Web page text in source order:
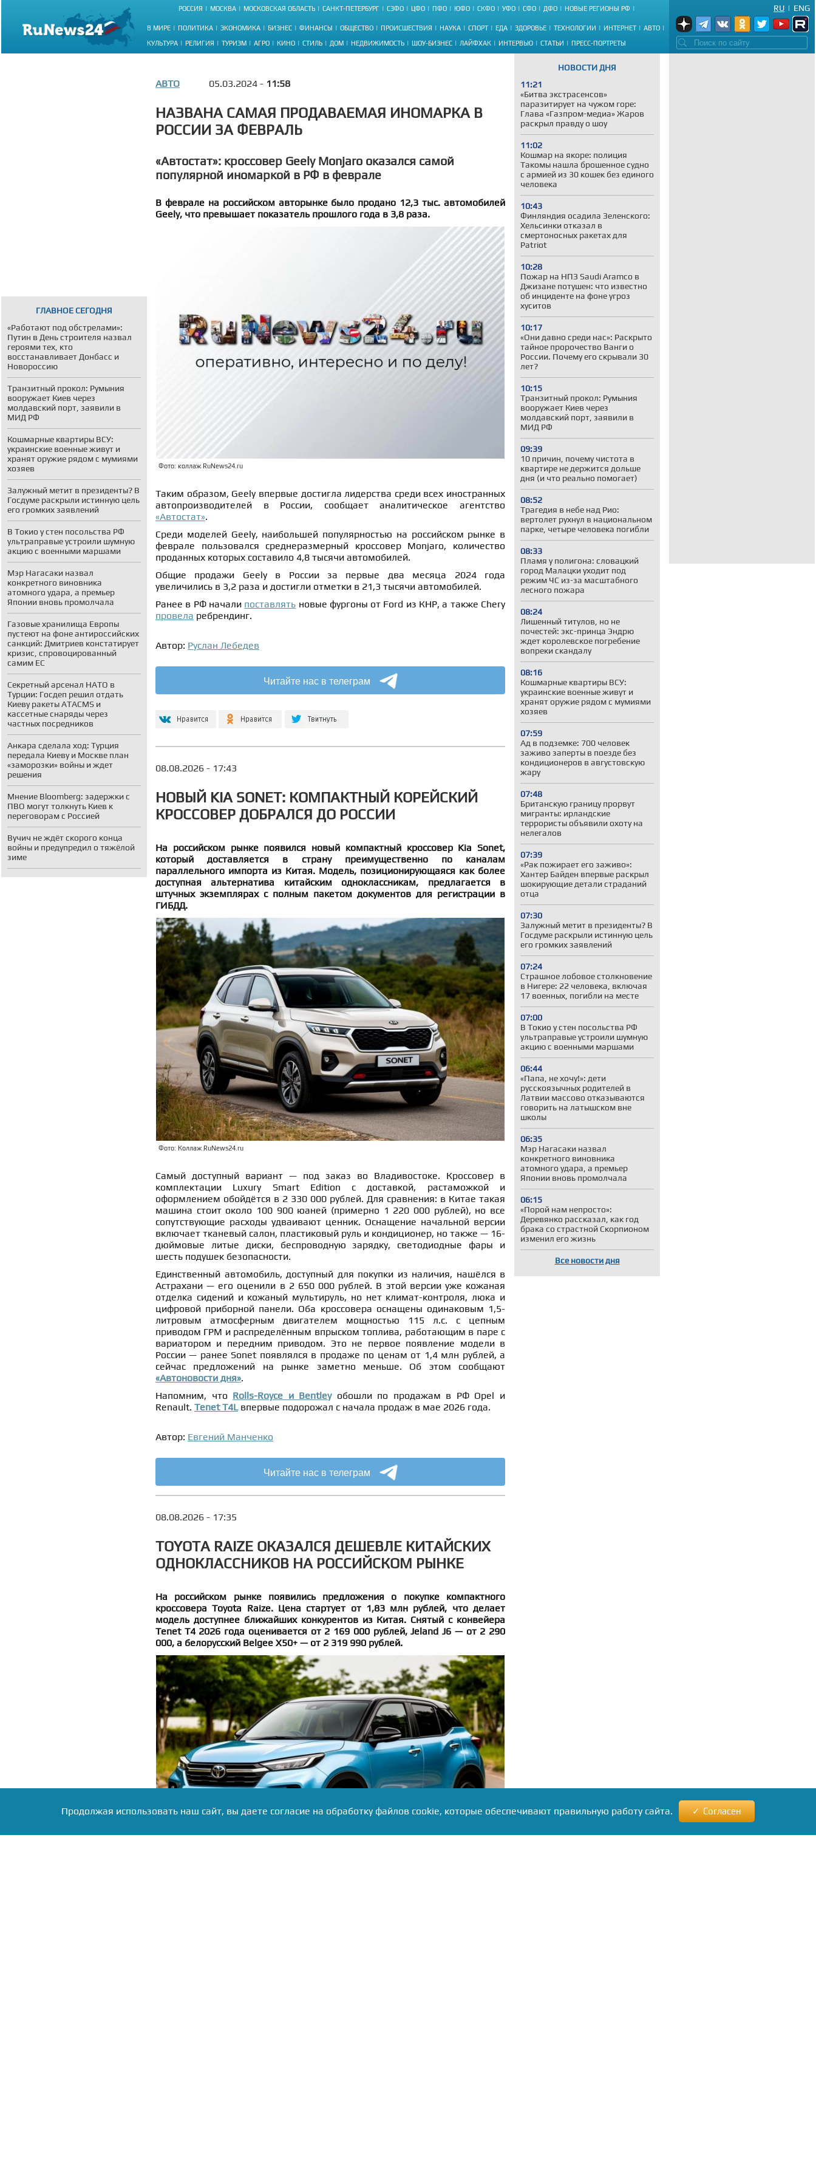
РОССИЯ МОСКВА МОСКОВСКАЯ ОБЛАСТЬ САНКТ-ПЕТЕРБУРГ СЗФО ЦФО ПФО ЮФО СКФО УФО СФО ДФО НОВЫЕ РЕГИОНЫ РФ
В МИРЕ ПОЛИТИКА ЭКОНОМИКА БИЗНЕС ФИНАНСЫ ОБЩЕСТВО ПРОИСШЕСТВИЯ НАУКА СПОРТ ЕДА ЗДОРОВЬЕ ТЕХНОЛОГИИ ИНТЕРНЕТ АВТО
КУЛЬТУРА РЕЛИГИЯ ТУРИЗМ АГРО КИНО СТИЛЬ ДОМ НЕДВИЖИМОСТЬ ШОУ-БИЗНЕС ЛАЙФХАК ИНТЕРВЬЮ СТАТЬИ ПРЕСС-ПОРТРЕТЫ
ENG
|
RU
ГЛАВНОЕ СЕГОДНЯ
«Работают под обстрелами»:
Путин в День строителя назвал
героями тех, кто
восстанавливает Донбасс и
Новороссию
Транзитный прокол: Румыния
вооружает Киев через
молдавский порт, заявили в
МИД РФ
Кошмарные квартиры ВСУ:
украинские военные живут и
хранят оружие рядом с мумиями
хозяев
Залужный метит в президенты? В
Госдуме раскрыли истинную цель
его громких заявлений
В Токио у стен посольства РФ
ультраправые устроили шумную
акцию с военными маршами
Мэр Нагасаки назвал
конкретного виновника
атомного удара, а премьер
Японии вновь промолчала
Газовые хранилища Европы
пустеют на фоне антироссийских
санкций: Дмитриев констатирует
кризис, спровоцированный
самим ЕС
Секретный арсенал НАТО в
Турции: Госдеп решил отдать
Киеву ракеты ATACMS и
кассетные снаряды через
частных посредников
Анкара сделала ход: Турция
передала Киеву и Москве план
«заморозки» войны и ждет
решения
Мнение Bloomberg: задержки с
ПВО могут толкнуть Киев к
переговорам с Россией
Вучич не ждёт скорого конца
войны и предупредил о тяжёлой
зиме
НОВОСТИ ДНЯ
11:21
«Битва экстрасенсов»
паразитирует на чужом горе:
Глава «Газпром-медиа» Жаров
раскрыл правду о шоу
11:02
Кошмар на якоре: полиция
Такомы нашла брошенное судно
с армией из 30 кошек без единого
человека
10:43
Финляндия осадила Зеленского:
Хельсинки отказал в
смертоносных ракетах для
Patriot
10:28
Пожар на НПЗ Saudi Aramco в
Джизане потушен: что известно
об инциденте на фоне угроз
хуситов
10:17
«Они давно среди нас»: Раскрыто
тайное пророчество Ванги о
России. Почему его скрывали 30
лет?
10:15
Транзитный прокол: Румыния
вооружает Киев через
молдавский порт, заявили в
МИД РФ
09:39
10 причин, почему чистота в
квартире не держится дольше
дня (и что реально помогает)
08:52
Трагедия в небе над Рио:
вертолет рухнул в национальном
парке, четыре человека погибли
08:33
Пламя у полигона: словацкий
город Малацки уходит под
режим ЧС из-за масштабного
лесного пожара
08:24
Лишенный титулов, но не
почестей: экс-принца Эндрю
ждет королевское погребение
вопреки скандалу
08:16
Кошмарные квартиры ВСУ:
украинские военные живут и
хранят оружие рядом с мумиями
хозяев
07:59
Ад в подземке: 700 человек
заживо заперты в поезде без
кондиционеров в августовскую
жару
07:48
Британскую границу прорвут
мигранты: ирландские
террористы объявили охоту на
нелегалов
07:39
«Рак пожирает его заживо»:
Хантер Байден впервые раскрыл
шокирующие детали страданий
отца
07:30
Залужный метит в президенты? В
Госдуме раскрыли истинную цель
его громких заявлений
07:24
Страшное лобовое столкновение
в Нигере: 22 человека, включая
17 военных, погибли на месте
07:00
В Токио у стен посольства РФ
ультраправые устроили шумную
акцию с военными маршами
06:44
«Папа, не хочу!»: дети
русскоязычных родителей в
Латвии массово отказываются
говорить на латышском вне
школы
06:35
Мэр Нагасаки назвал
конкретного виновника
атомного удара, а премьер
Японии вновь промолчала
06:15
«Порой нам непросто»:
Деревянко рассказал, как год
брака со страстной Скорпионом
изменил его жизнь
Все новости дня
АВТО 05.03.2024 - 11:58
НАЗВАНА САМАЯ ПРОДАВАЕМАЯ ИНОМАРКА В
РОССИИ ЗА ФЕВРАЛЬ
«Автостат»: кроссовер Geely Monjaro оказался самой
популярной иномаркой в РФ в феврале
В феврале на российском авторынке было продано 12,3 тыс. автомобилей
Geely, что превышает показатель прошлого года в 3,8 раза.
Фото: коллаж RuNews24.ru
Таким образом, Geely впервые достигла лидерства среди всех иностранных
автопроизводителей в России, сообщает аналитическое агентство
«Автостат».
Среди моделей Geely, наибольшей популярностью на российском рынке в
феврале пользовался среднеразмерный кроссовер Monjaro, количество
проданных которых составило 4,8 тысячи автомобилей.
Общие продажи Geely в России за первые два месяца 2024 года
увеличились в 3,2 раза и достигли отметки в 21,3 тысячи автомобилей.
Ранее в РФ начали поставлять новые фургоны от Ford из КНР, а также Chery
провела ребрендинг.
Автор: Руслан Лебедев
Читайте нас в телеграм
08.08.2026 - 17:43
НОВЫЙ KIA SONET: КОМПАКТНЫЙ КОРЕЙСКИЙ
КРОССОВЕР ДОБРАЛСЯ ДО РОССИИ
На российском рынке появился новый компактный кроссовер Kia Sonet,
который доставляется в страну преимущественно по каналам
параллельного импорта из Китая. Модель, позиционирующаяся как более
доступная альтернатива китайским одноклассникам, предлагается в
штучных экземплярах с полным пакетом документов для регистрации в
ГИБДД.
Фото: Коллаж RuNews24.ru
Самый доступный вариант — под заказ во Владивостоке. Кроссовер в
комплектации Luxury Smart Edition с доставкой, растаможкой и
оформлением обойдётся в 2 330 000 рублей. Для сравнения: в Китае такая
машина стоит около 100 900 юаней (примерно 1 220 000 рублей), но все
сопутствующие расходы удваивают ценник. Оснащение начальной версии
включает тканевый салон, пластиковый руль и кондиционер, но также — 16-
дюймовые литые диски, беспроводную зарядку, светодиодные фары и
шесть подушек безопасности.
Единственный автомобиль, доступный для покупки из наличия, нашёлся в
Астрахани — его оценили в 2 650 000 рублей. В этой версии уже кожаная
отделка сидений и кожаный мультируль, но нет климат-контроля, люка и
цифровой приборной панели. Оба кроссовера оснащены одинаковым 1,5-
литровым атмосферным двигателем мощностью 115 л.с. с цепным
приводом ГРМ и распределённым впрыском топлива, работающим в паре с
вариатором и передним приводом. Это не первое появление модели в
России — ранее Sonet появлялся в продаже по ценам от 1,4 млн рублей, а
сейчас предложений на рынке заметно меньше. Об этом сообщают
«Автоновости дня».
Напомним, что Rolls-Royce и Bentleyобошли по продажам в РФ Opel и
Renault. Tenet T4Lвпервые подорожал с начала продаж в мае 2026 года.
Автор: Евгений Манченко
Читайте нас в телеграм
08.08.2026 - 17:35
TOYOTA RAIZE ОКАЗАЛСЯ ДЕШЕВЛЕ КИТАЙСКИХ
ОДНОКЛАССНИКОВ НА РОССИЙСКОМ РЫНКЕ
На российском рынке появились предложения о покупке компактного
кроссовера Toyota Raize. Цена стартует от 1,83 млн рублей, что делает
модель доступнее ближайших конкурентов из Китая. Снятый с конвейера
Tenet T4 2026 года оценивается от 2 169 000 рублей, Jeland J6 — от 2 290
000, а белорусский Belgee X50+ — от 2 319 990 рублей.
Продолжая использовать наш сайт, вы даете согласие на обработку файлов cookie, которые обеспечивают правильную работу сайта. Согласен